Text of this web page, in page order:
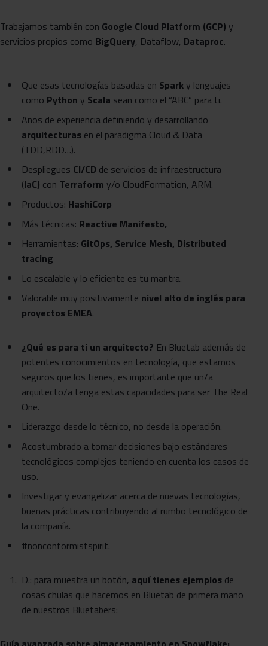
Trabajamos también con Google Cloud Platform (GCP) y
servicios propios como BigQuery, Dataflow, Dataproc.
Que esas tecnologías basadas en Sparky lenguajes
como Python y Scala sean como el “ABC” para ti.
Años de experiencia definiendo y desarrollando
arquitecturas en el paradigma Cloud & Data
(TDD,RDD…).
Despliegues CI/CD de servicios de infraestructura
(IaC) con Terraform y/o CloudFormation, ARM.
Productos: HashiCorp
Más técnicas: Reactive Manifesto,
Herramientas: GitOps, Service Mesh, Distributed
tracing
Lo escalable y lo eficiente es tu mantra.
Valorable muy positivamente nivel alto de inglés para
proyectos EMEA.
¿Qué es para ti un arquitecto? En Bluetab además de
potentes conocimientos en tecnología, que estamos
seguros que los tienes, es importante que un/a
arquitecto/a tenga estas capacidades para ser The Real
One.
Liderazgo desde lo técnico, no desde la operación.
Acostumbrado a tomar decisiones bajo estándares
tecnológicos complejos teniendo en cuenta los casos de
uso.
Investigar y evangelizar acerca de nuevas tecnologías,
buenas prácticas contribuyendo al rumbo tecnológico de
la compañía.
#nonconformistspirit.
D.: para muestra un botón, aquí tienes ejemplos de
cosas chulas que hacemos en Bluetab de primera mano
de nuestros Bluetabers: